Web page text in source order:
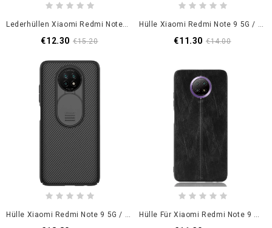
Lederhüllen Xiaomi Redmi Note 9 5G / Note 9T 5G Grau Sonnenmandala
€12.30 €15.20
Hülle Xiaomi Redmi Note 9 5G / Note 9T 5G Schwarz Gehärtetes Glas In Premiumfarben
€11.30 €14.00
Hülle Xiaomi Redmi Note 9 5G / Note 9T 5G Nillkin Camshield-Serie Hülle Für Xiaomi Redmi Note 9 5G / Note 9T 5G Schwarz Genähter Ledereffekt